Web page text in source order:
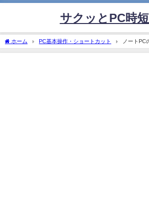
サクッとPC時
ホーム PC基本操作・ショートカット
ノートPC
うるさい時の対処法